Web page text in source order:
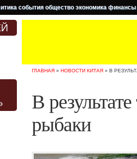
события общество экономика финансы
ГЛАВНАЯ » НОВОСТИ КИТАЯ » В
В
рыбаки